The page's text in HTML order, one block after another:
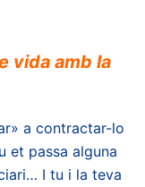
vida amb la
a contractar-lo
et passa alguna
I tu i la teva